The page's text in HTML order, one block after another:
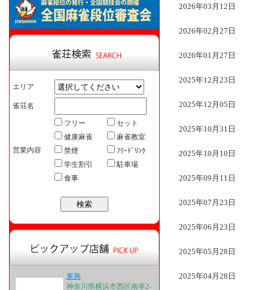
エリア
雀荘名
営業内容
フリー
セット
健康麻雀
麻雀教室
禁煙
ﾌﾘｰﾄﾞﾘﾝｸ
学生割引
駐車場
食事
東興
神奈川県横浜市西区南幸2-
2026年03月12日
2026年02月27日
2026年01月27日
2025年12月23日
2025年12月05日
2025年10月31日
2025年10月10日
2025年09月11日
2025年07月23日
2025年06月23日
2025年05月28日
2025年04月28日